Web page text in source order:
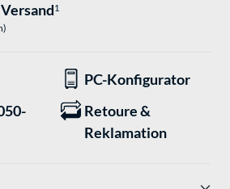
Versand1
PC-Konfigurator
Retoure &
Reklamation